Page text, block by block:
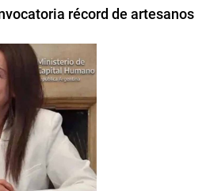
récord de artesanos